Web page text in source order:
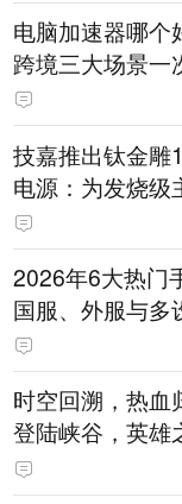
电脑加速器哪个
跨境三大场景一
技嘉推出钛金雕
电源：为发烧级
打造旗舰供电方案
2026年6大热门
国服、外服与多
时空回溯，热血
登陆峡谷，英雄
斗！